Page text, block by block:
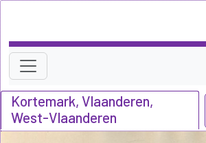
Kortemark, Vlaanderen,
West-Vlaanderen